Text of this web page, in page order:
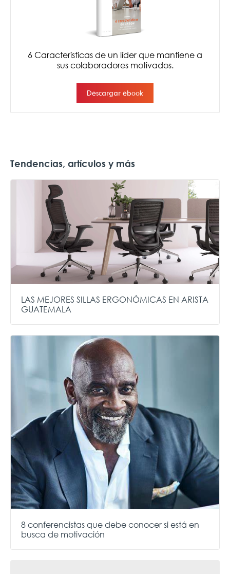
Tendencias, artículos y más
LAS MEJORES SILLAS ERGONÓMICAS EN ARISTA
GUATEMALA
8 conferencistas que debe conocer si está en
busca de motivación